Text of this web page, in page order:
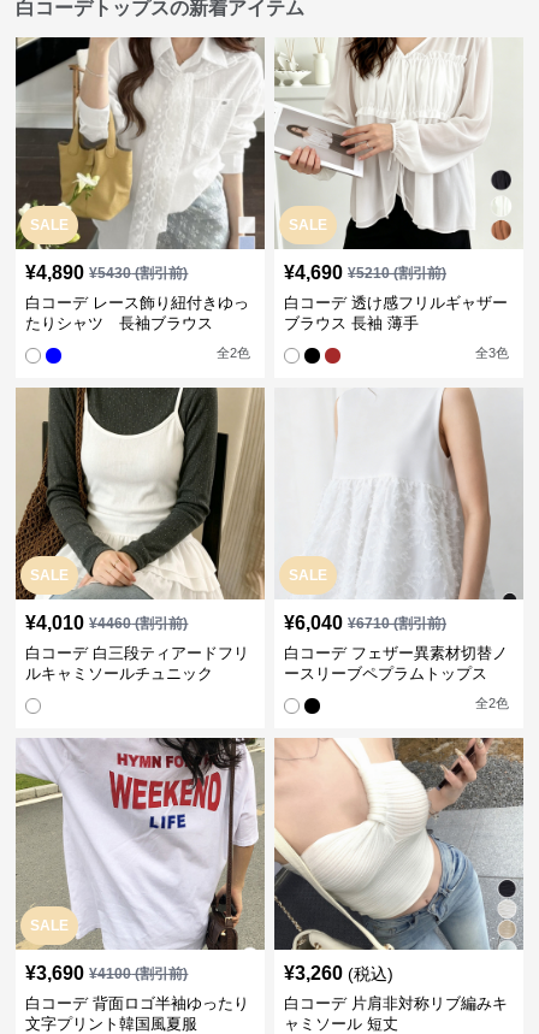
白コーデトップスの新着アイテム
SALE
¥4,890 ¥5430(割引前)
白コーデ レース飾り紐付きゆっ
たりシャツ 長袖ブラウス
全2色
SALE
¥4,690 ¥5210(割引前)
白コーデ 透け感フリルギャザー
ブラウス 長袖 薄手
全3色
SALE
¥4,010 ¥4460(割引前)
白コーデ 白三段ティアードフリ
ルキャミソールチュニック
SALE
¥6,040 ¥6710(割引前)
白コーデ フェザー異素材切替ノ
ースリーブペプラムトップス
全2色
SALE
¥3,690 ¥4100(割引前)
白コーデ 背面ロゴ半袖ゆったり
文字プリント韓国風夏服
¥3,260 (税込)
白コーデ 片肩非対称リブ編みキ
ャミソール 短丈